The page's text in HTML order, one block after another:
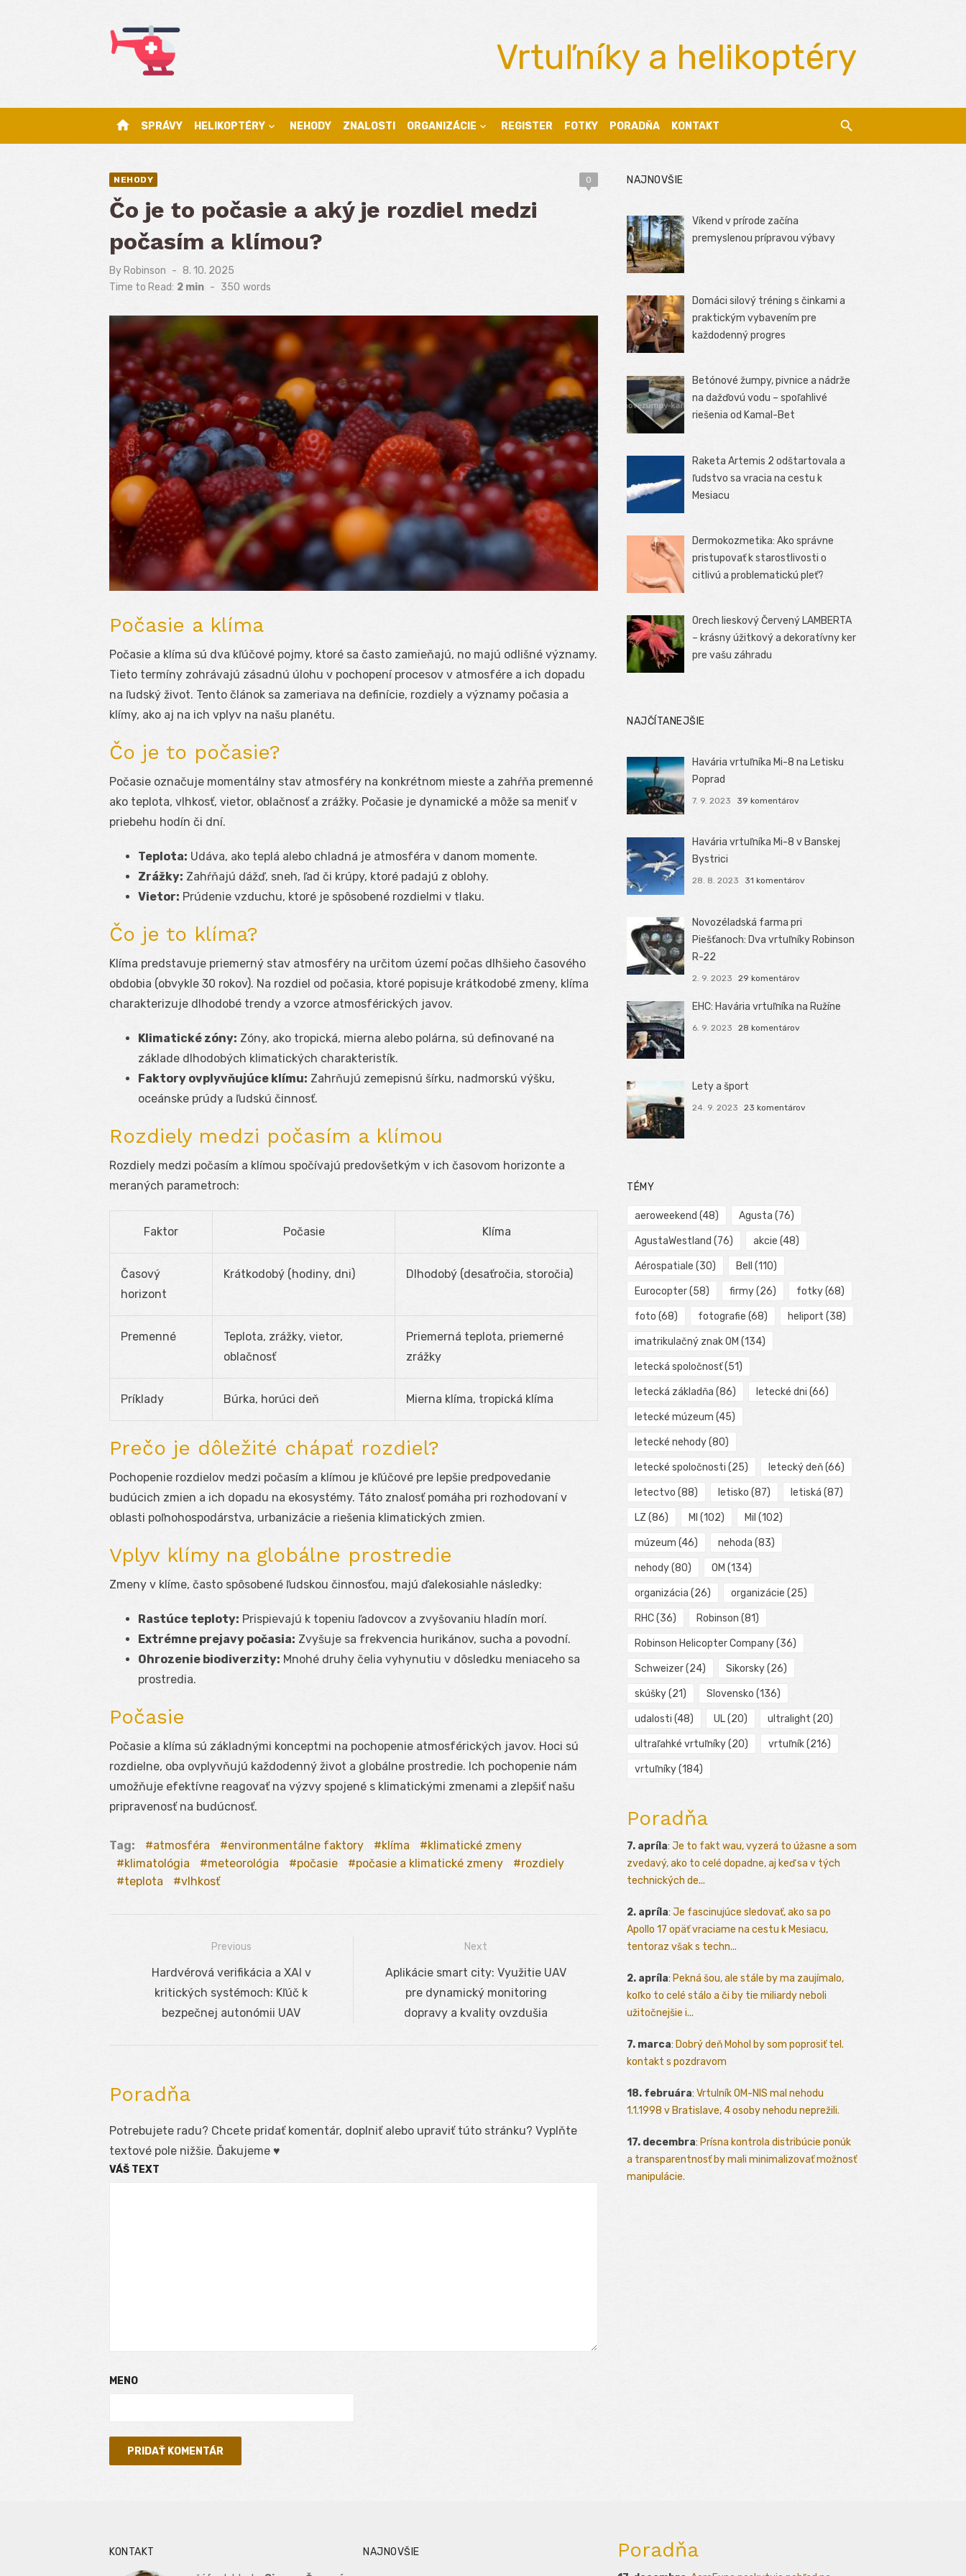
Vrtuľníky a helikoptéry
home SPRÁVY HELIKOPTÉRY NEHODY ZNALOSTI ORGANIZÁCIE REGISTER FOTKY PORADŇA KONTAKT
NEHODY 0
Čo je to počasie a aký je rozdiel medzi
počasím a klímou?
By Robinson
Posted
on
8. 10. 2025
Time to Read: 2 min - 350 words
Počasie a klíma
Počasie a klíma sú dva kľúčové pojmy, ktoré sa často zamieňajú, no majú odlišné významy.
Tieto termíny zohrávajú zásadnú úlohu v pochopení procesov v atmosfére a ich dopadu
na ľudský život. Tento článok sa zameriava na definície, rozdiely a významy počasia a
klímy, ako aj na ich vplyv na našu planétu.
Čo je to počasie?
Počasie označuje momentálny stav atmosféry na konkrétnom mieste a zahŕňa premenné
ako teplota, vlhkosť, vietor, oblačnosť a zrážky. Počasie je dynamické a môže sa meniť v
priebehu hodín či dní.
Teplota: Udáva, ako teplá alebo chladná je atmosféra v danom momente.
Zrážky: Zahŕňajú dážď, sneh, ľad či krúpy, ktoré padajú z oblohy.
Vietor: Prúdenie vzduchu, ktoré je spôsobené rozdielmi v tlaku.
Čo je to klíma?
Klíma predstavuje priemerný stav atmosféry na určitom území počas dlhšieho časového
obdobia (obvykle 30 rokov). Na rozdiel od počasia, ktoré popisuje krátkodobé zmeny, klíma
charakterizuje dlhodobé trendy a vzorce atmosférických javov.
Klimatické zóny: Zóny, ako tropická, mierna alebo polárna, sú definované na
základe dlhodobých klimatických charakteristík.
Faktory ovplyvňujúce klímu: Zahrňujú zemepisnú šírku, nadmorskú výšku,
oceánske prúdy a ľudskú činnosť.
Rozdiely medzi počasím a klímou
Rozdiely medzi počasím a klímou spočívajú predovšetkým v ich časovom horizonte a
meraných parametroch:
Faktor Počasie Klíma
Časový
horizont
Krátkodobý (hodiny, dni) Dlhodobý (desaťročia, storočia)
Premenné
Teplota, zrážky, vietor,
oblačnosť
Priemerná teplota, priemerné
zrážky
Príklady Búrka, horúci deň Mierna klíma, tropická klíma
Prečo je dôležité chápať rozdiel?
Pochopenie rozdielov medzi počasím a klímou je kľúčové pre lepšie predpovedanie
budúcich zmien a ich dopadu na ekosystémy. Táto znalosť pomáha pri rozhodovaní v
oblasti poľnohospodárstva, urbanizácie a riešenia klimatických zmien.
Vplyv klímy na globálne prostredie
Zmeny v klíme, často spôsobené ľudskou činnosťou, majú ďalekosiahle následky:
Rastúce teploty: Prispievajú k topeniu ľadovcov a zvyšovaniu hladín morí.
Extrémne prejavy počasia: Zvyšuje sa frekvencia hurikánov, sucha a povodní.
Ohrozenie biodiverzity: Mnohé druhy čelia vyhynutiu v dôsledku meniaceho sa
prostredia.
Počasie
Počasie a klíma sú základnými konceptmi na pochopenie atmosférických javov. Hoci sú
rozdielne, oba ovplyvňujú každodenný život a globálne prostredie. Ich pochopenie nám
umožňuje efektívne reagovať na výzvy spojené s klimatickými zmenami a zlepšiť našu
pripravenosť na budúcnosť.
Tag: atmosféra environmentálne faktory klíma
klimatické zmeny
klimatológia
meteorológia počasie počasie a klimatické zmeny
rozdiely
teplota
vlhkosť
Navigácia
článku
Previous
Previous
post:
Hardvérová verifikácia a XAI v
kritických systémoch: Kľúč k
bezpečnej autonómii UAV
Next
Next
post:
Aplikácie smart city: Využitie UAV
pre dynamický monitoring
dopravy a kvality ovzdušia
Poradňa
Potrebujete radu? Chcete pridať komentár, doplniť alebo upraviť túto stránku? Vyplňte
textové pole nižšie. Ďakujeme ♥
VÁŠ TEXT
MENO
NAJNOVŠIE
Víkend v prírode začína
premyslenou prípravou výbavy
Domáci silový tréning s činkami a
praktickým vybavením pre
každodenný progres
Betónové žumpy, pivnice a nádrže
na dažďovú vodu – spoľahlivé
riešenia od Kamal-Bet
Raketa Artemis 2 odštartovala a
ľudstvo sa vracia na cestu k
Mesiacu
Dermokozmetika: Ako správne
pristupovať k starostlivosti o
citlivú a problematickú pleť?
Orech lieskový Červený LAMBERTA
– krásny úžitkový a dekoratívny ker
pre vašu záhradu
NAJČÍTANEJŠIE
Havária vrtuľníka Mi-8 na Letisku
Poprad
7. 9. 2023 39 komentárov
Havária vrtuľníka Mi-8 v Banskej
Bystrici
28. 8. 2023 31 komentárov
Novozéladská farma pri
Piešťanoch: Dva vrtuľníky Robinson
R-22
2. 9. 2023 29 komentárov
EHC: Havária vrtuľníka na Ružíne
6. 9. 2023 28 komentárov
Lety a šport
24. 9. 2023 23 komentárov
TÉMY
aeroweekend (48) Agusta (76)
AgustaWestland (76) akcie (48)
Aérospatiale (30) Bell (110)
Eurocopter(58) firmy(26) fotky(68)
foto (68) fotografie (68) heliport (38)
imatrikulačný znak OM (134)
letecká spoločnosť(51)
letecká základňa (86) letecké dni (66)
letecké múzeum (45)
letecké nehody(80)
letecké spoločnosti (25) letecký deň(66)
letectvo (88) letisko (87) letiská (87)
LZ (86) MI (102) Mil (102)
múzeum (46) nehoda (83)
nehody(80) OM (134)
organizácia (26) organizácie (25)
RHC(36) Robinson (81)
Robinson Helicopter Company(36)
Schweizer(24) Sikorsky(26)
skúšky(21) Slovensko (136)
udalosti (48) UL(20) ultralight (20)
ultraľahké vrtuľníky(20) vrtuľník(216)
vrtuľníky(184)
Poradňa
7. apríla: Je to fakt wau, vyzerá to úžasne a som
zvedavý, ako to celé dopadne, aj keď sa v tých
technických de...
2. apríla: Je fascinujúce sledovať, ako sa po
Apollo 17 opäť vraciame na cestu k Mesiacu,
tentoraz však s techn...
2. apríla: Pekná šou, ale stále by ma zaujímalo,
koľko to celé stálo a či by tie miliardy neboli
užitočnejšie i...
7. marca: Dobrý deň Mohol by som poprosiť tel.
kontakt s pozdravom
18. februára: Vrtulník OM-NIS mal nehodu
1.1.1998 v Bratislave, 4 osoby nehodu neprežili.
17. decembra: Prísna kontrola distribúcie ponúk
a transparentnosť by mali minimalizovať možnosť
manipulácie.
KONTAKT NAJNOVŠIE Poradňa